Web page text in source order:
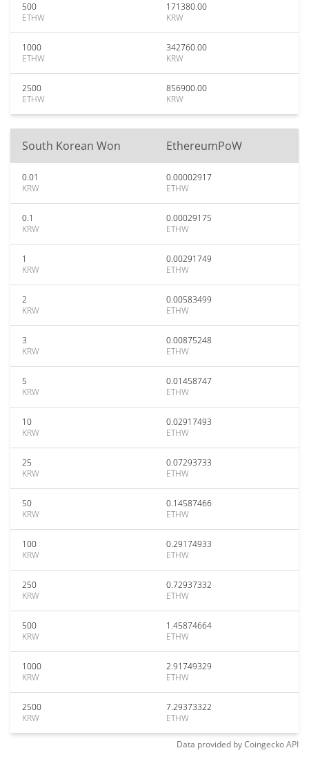
500
ETHW
171380.00
KRW
1000
ETHW
342760.00
KRW
2500
ETHW
856900.00
KRW
South Korean Won EthereumPoW
0.01
KRW
0.00002917
ETHW
0.1
KRW
0.00029175
ETHW
1
KRW
0.00291749
ETHW
2
KRW
0.00583499
ETHW
3
KRW
0.00875248
ETHW
5
KRW
0.01458747
ETHW
10
KRW
0.02917493
ETHW
25
KRW
0.07293733
ETHW
50
KRW
0.14587466
ETHW
100
KRW
0.29174933
ETHW
250
KRW
0.72937332
ETHW
500
KRW
1.45874664
ETHW
1000
KRW
2.91749329
ETHW
2500
KRW
7.29373322
ETHW
Data provided byCoingeckoAPI